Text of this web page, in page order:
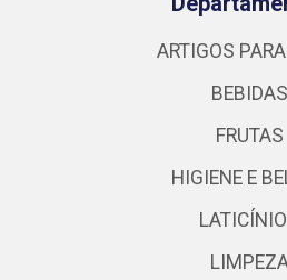
ARTIGOS
BEBIDAS
FRUTAS
HIGIENE E